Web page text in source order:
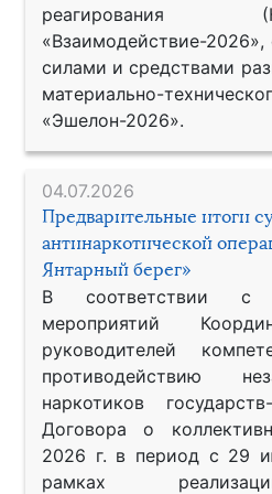
«Взаимодействие-
силами и средствами
материально-
«Эшелон-2026».
04.07.2026
Предварительные итоги
антинаркотической
Янтарный берег»
В соответствии с
мероприятий
руководителей
противодействию
наркотиков
Договора о
2026 г. в период с 29
рамках